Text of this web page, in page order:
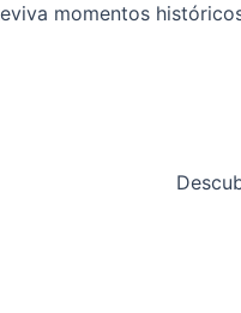
momentos